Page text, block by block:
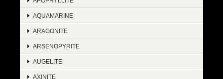
AQUAMARINE
ARAGONITE
ARSENOPYRITE
AUGELITE
AXINITE